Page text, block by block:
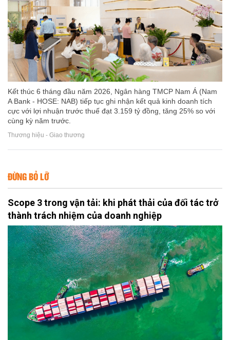
Kết thúc 6 tháng đầu năm 2026, Ngân hàng TMCP Nam Á (Nam
A Bank - HOSE: NAB) tiếp tục ghi nhận kết quả kinh doanh tích
cực với lợi nhuận trước thuế đạt 3.159 tỷ đồng, tăng 25% so với
cùng kỳ năm trước.
Thương hiệu - Giao thương
ĐỪNG BỎ LỠ
Scope 3 trong vận tải: khi phát thải của đối tác trở
thành trách nhiệm của doanh nghiệp